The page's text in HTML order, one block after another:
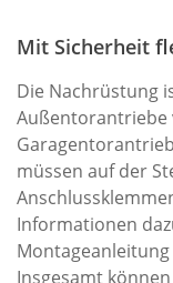
Mit Sicherheit
Die Nachrüstung
Außentorantriebe
müssen auf der
Informationen
Insgesamt